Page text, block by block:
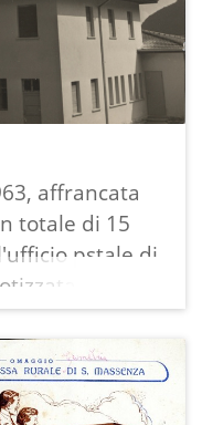
affrancata
totale di 15
pstale di
in base
parte